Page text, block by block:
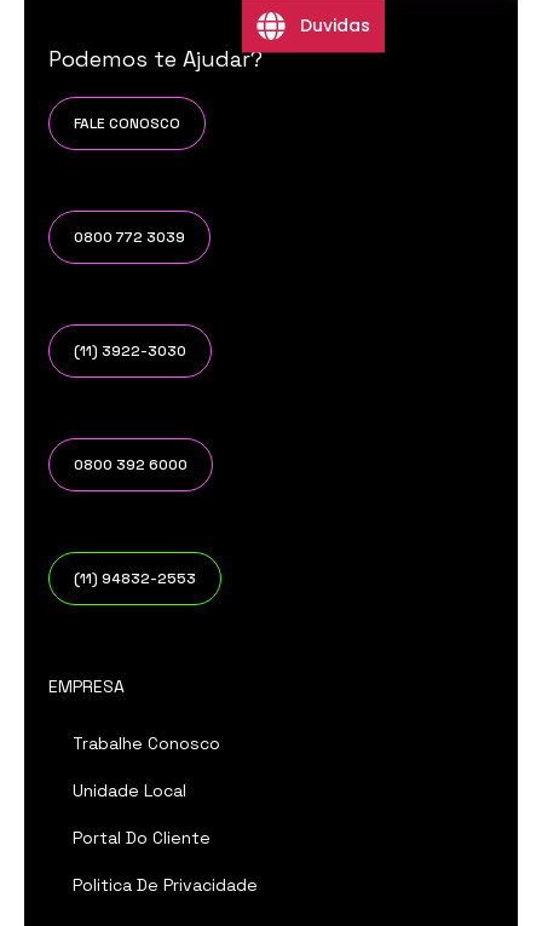
Podemos te Ajudar?
FALE CONOSCO
0800 772 3039
(11) 3922-3030
0800 392 6000
(11) 94832-2553
EMPRESA
Trabalhe Conosco
Unidade Local
Portal Do Cliente
Politica De Privacidade
Duvidas